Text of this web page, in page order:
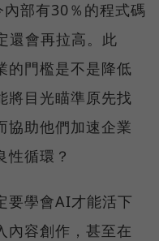
部有30％的程式碼
還會再拉高。此
的門檻是不是降低
將目光瞄準原先找
協助他們加速企業
性循環？
要學會AI才能活下
內容創作，甚至在